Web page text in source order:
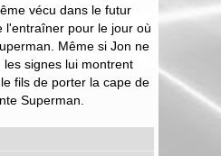
vécu dans le futur
l'entraîner pour le jour où
Même si Jon ne
signes lui montrent
fils de porter la cape de
Superman.